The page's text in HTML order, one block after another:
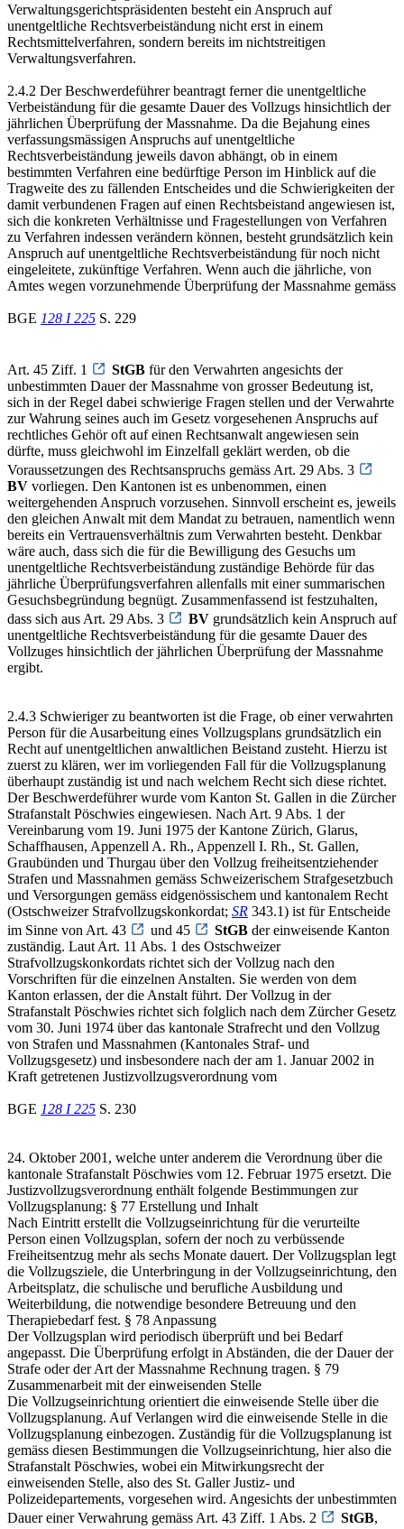
Verwaltungsgerichtspräsidenten besteht ein Anspruch auf
unentgeltliche Rechtsverbeiständung nicht erst in einem
Rechtsmittelverfahren, sondern bereits im nichtstreitigen
Verwaltungsverfahren.
2.4.2 Der Beschwerdeführer beantragt ferner die unentgeltliche
Verbeiständung für die gesamte Dauer des Vollzugs hinsichtlich der
jährlichen Überprüfung der Massnahme. Da die Bejahung eines
verfassungsmässigen Anspruchs auf unentgeltliche
Rechtsverbeiständung jeweils davon abhängt, ob in einem
bestimmten Verfahren eine bedürftige Person im Hinblick auf die
Tragweite des zu fällenden Entscheides und die Schwierigkeiten der
damit verbundenen Fragen auf einen Rechtsbeistand angewiesen ist,
sich die konkreten Verhältnisse und Fragestellungen von Verfahren
zu Verfahren indessen verändern können, besteht grundsätzlich kein
Anspruch auf unentgeltliche Rechtsverbeiständung für noch nicht
eingeleitete, zukünftige Verfahren. Wenn auch die jährliche, von
Amtes wegen vorzunehmende Überprüfung der Massnahme gemäss
BGE 128 I 225 S. 229
Art. 45 Ziff. 1 StGB für den Verwahrten angesichts der
unbestimmten Dauer der Massnahme von grosser Bedeutung ist,
sich in der Regel dabei schwierige Fragen stellen und der Verwahrte
zur Wahrung seines auch im Gesetz vorgesehenen Anspruchs auf
rechtliches Gehör oft auf einen Rechtsanwalt angewiesen sein
dürfte, muss gleichwohl im Einzelfall geklärt werden, ob die
Voraussetzungen des Rechtsanspruchs gemäss Art. 29 Abs. 3
BV vorliegen. Den Kantonen ist es unbenommen, einen
weitergehenden Anspruch vorzusehen. Sinnvoll erscheint es, jeweils
den gleichen Anwalt mit dem Mandat zu betrauen, namentlich wenn
bereits ein Vertrauensverhältnis zum Verwahrten besteht. Denkbar
wäre auch, dass sich die für die Bewilligung des Gesuchs um
unentgeltliche Rechtsverbeiständung zuständige Behörde für das
jährliche Überprüfungsverfahren allenfalls mit einer summarischen
Gesuchsbegründung begnügt. Zusammenfassend ist festzuhalten,
dass sich aus Art. 29 Abs. 3
BV grundsätzlich kein Anspruch auf
unentgeltliche Rechtsverbeiständung für die gesamte Dauer des
Vollzuges hinsichtlich der jährlichen Überprüfung der Massnahme
ergibt.
2.4.3 Schwieriger zu beantworten ist die Frage, ob einer verwahrten
Person für die Ausarbeitung eines Vollzugsplans grundsätzlich ein
Recht auf unentgeltlichen anwaltlichen Beistand zusteht. Hierzu ist
zuerst zu klären, wer im vorliegenden Fall für die Vollzugsplanung
überhaupt zuständig ist und nach welchem Recht sich diese richtet.
Der Beschwerdeführer wurde vom Kanton St. Gallen in die Zürcher
Strafanstalt Pöschwies eingewiesen. Nach Art. 9 Abs. 1 der
Vereinbarung vom 19. Juni 1975 der Kantone Zürich, Glarus,
Schaffhausen, Appenzell A. Rh., Appenzell I. Rh., St. Gallen,
Graubünden und Thurgau über den Vollzug freiheitsentziehender
Strafen und Massnahmen gemäss Schweizerischem Strafgesetzbuch
und Versorgungen gemäss eidgenössischem und kantonalem Recht
(Ostschweizer Strafvollzugskonkordat; SR 343.1) ist für Entscheide
im Sinne von Art. 43
und 45 StGB der einweisende Kanton
zuständig. Laut Art. 11 Abs. 1 des Ostschweizer
Strafvollzugskonkordats richtet sich der Vollzug nach den
Vorschriften für die einzelnen Anstalten. Sie werden von dem
Kanton erlassen, der die Anstalt führt. Der Vollzug in der
Strafanstalt Pöschwies richtet sich folglich nach dem Zürcher Gesetz
vom 30. Juni 1974 über das kantonale Strafrecht und den Vollzug
von Strafen und Massnahmen (Kantonales Straf- und
Vollzugsgesetz) und insbesondere nach der am 1. Januar 2002 in
Kraft getretenen Justizvollzugsverordnung vom
BGE 128 I 225 S. 230
24. Oktober 2001, welche unter anderem die Verordnung über die
kantonale Strafanstalt Pöschwies vom 12. Februar 1975 ersetzt. Die
Justizvollzugsverordnung enthält folgende Bestimmungen zur
Vollzugsplanung: § 77 Erstellung und Inhalt
Nach Eintritt erstellt die Vollzugseinrichtung für die verurteilte
Person einen Vollzugsplan, sofern der noch zu verbüssende
Freiheitsentzug mehr als sechs Monate dauert. Der Vollzugsplan legt
die Vollzugsziele, die Unterbringung in der Vollzugseinrichtung, den
Arbeitsplatz, die schulische und berufliche Ausbildung und
Weiterbildung, die notwendige besondere Betreuung und den
Therapiebedarf fest. § 78 Anpassung
Der Vollzugsplan wird periodisch überprüft und bei Bedarf
angepasst. Die Überprüfung erfolgt in Abständen, die der Dauer der
Strafe oder der Art der Massnahme Rechnung tragen. § 79
Zusammenarbeit mit der einweisenden Stelle
Die Vollzugseinrichtung orientiert die einweisende Stelle über die
Vollzugsplanung. Auf Verlangen wird die einweisende Stelle in die
Vollzugsplanung einbezogen. Zuständig für die Vollzugsplanung ist
gemäss diesen Bestimmungen die Vollzugseinrichtung, hier also die
Strafanstalt Pöschwies, wobei ein Mitwirkungsrecht der
einweisenden Stelle, also des St. Galler Justiz- und
Polizeidepartements, vorgesehen wird. Angesichts der unbestimmten
Dauer einer Verwahrung gemäss Art. 43 Ziff. 1 Abs. 2
StGB,